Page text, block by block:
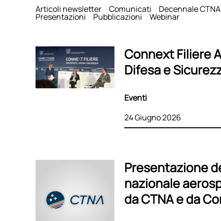
Articoli newsletter
Comunicati Decennale CTNA
Presentazioni Pubblicazioni Webinar
Connext Filiere
Difesa e
Eventi
24 Giugno 2026
Presentazione
nazionale
da CTNA e da